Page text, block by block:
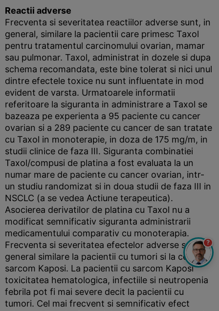
Reactii adverse
Frecventa si severitatea reactiilor adverse sunt, in
general, similare la pacientii care primesc Taxol
pentru tratamentul carcinomului ovarian, mamar
sau pulmonar. Taxol, administrat in dozele si dupa
schema recomandata, este bine tolerat si nici unul
dintre efectele toxice nu sunt influentate in mod
evident de varsta. Urmatoarele informatii
referitoare la siguranta in administrare a Taxol se
bazeaza pe experienta a 95 paciente cu cancer
ovarian si a 289 paciente cu cancer de san tratate
cu Taxol in monoterapie, in doza de 175 mg/m, in
studii clinice de faza III. Siguranta combinatiei
Taxol/compusi de platina a fost evaluata la un
numar mare de paciente cu cancer ovarian, intr-
un studiu randomizat si in doua studii de faza III in
NSCLC (a se vedea Actiune terapeutica).
Asocierea derivatilor de platina cu Taxol nu a
modificat semnificativ siguranta administrarii
medicamentului comparativ cu monoterapia.
Frecventa si severitatea efectelor adverse sunt in
general similare la pacientii cu tumori si la cei cu
sarcom Kaposi. La pacientii cu sarcom Kaposi
toxicitatea hematologica, infectiile si neutropenia
febrila pot fi mai severe decit la pacientii cu
tumori. Cel mai frecvent si semnificativ efect
?